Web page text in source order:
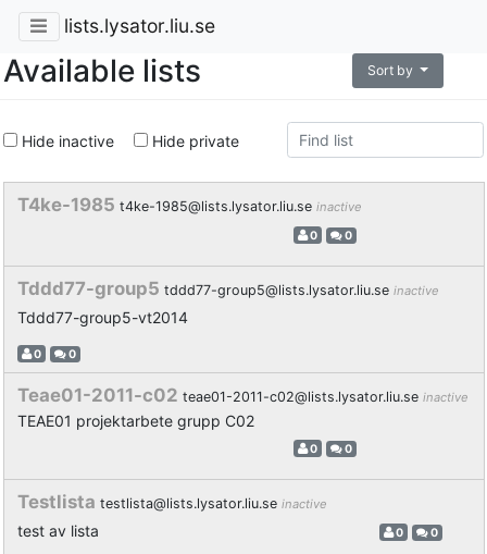
lists.lysator.liu.se
Available lists Sort by
Hide inactive Hide private
T4ke-1985 t4ke-1985@lists.lysator.liu.se inactive
0 0
Tddd77-group5 tddd77-group5@lists.lysator.liu.se inactive
Tddd77-group5-vt2014
0 0
Teae01-2011-c02 teae01-2011-c02@lists.lysator.liu.se inactive
TEAE01 projektarbete grupp C02
0 0
Testlista testlista@lists.lysator.liu.se inactive
test av lista 0 0